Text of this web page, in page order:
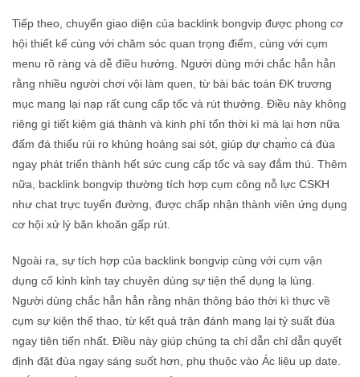
Tiếp theo, chuyển giao diện của backlink bongvip được phong cơ
hội thiết kế cùng với chăm sóc quan trọng điểm, cùng với cụm
menu rõ ràng và dễ điều hướng. Người dùng mới chắc hẳn hẳn
rằng nhiều người chơi vội làm quen, từ bài bác toán ĐK trương
mục mang lại nạp rất cung cấp tốc và rút thưởng. Điều này không
riêng gì tiết kiệm giá thành và kinh phí tổn thời kì mà lại hơn nữa
đấm đá thiểu rủi ro khủng hoảng sai sót, giúp dự chạm̀o cá đùa
ngay phát triển thành hết sức cung cấp tốc và say đắm thú. Thêm
nữa, backlink bongvip thường tích hợp cụm công nỗ lực CSKH
như chat trực tuyến đường, được chấp nhận thành viên ứng dụng
cơ hội xử lý băn khoăn gấp rút.
Ngoài ra, sự tích hợp của backlink bongvip cùng với cụm vận
dụng cố kỉnh kỉnh tay chuyên dùng sự tiện thể dụng lạ lùng.
Người dùng chắc hẳn hẳn rằng nhận thông báo thời kì thực về
cụm sự kiện thể thao, từ kết quả trận đánh mang lại tỷ suất đùa
ngay tiên tiến nhất. Điều này giúp chúng ta chỉ dẫn chỉ dẫn quyết
định đặt đùa ngay sáng suốt hơn, phụ thuộc vào Ác liệu up date.